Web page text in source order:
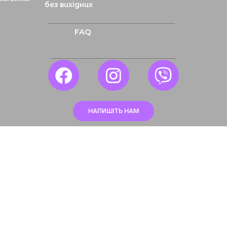
без вихідних
FAQ
НАПИШІТЬ НАМ